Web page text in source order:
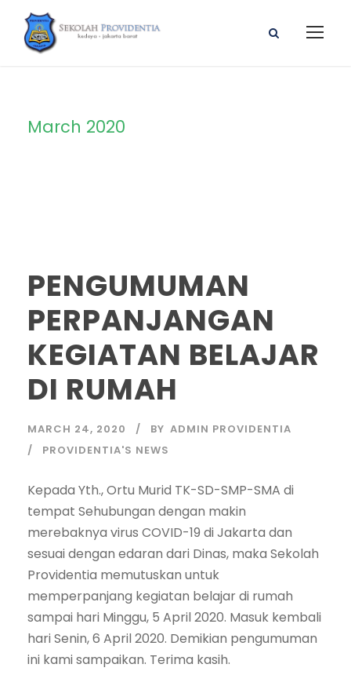
March 2020
PENGUMUMAN
PERPANJANGAN
KEGIATAN BELAJAR
DI RUMAH
MARCH 24, 2020 BY ADMIN PROVIDENTIA
PROVIDENTIA'S NEWS
Kepada Yth., Ortu Murid TK-SD-SMP-SMA di
tempat Sehubungan dengan makin
merebaknya virus COVID-19 di Jakarta dan
sesuai dengan edaran dari Dinas, maka Sekolah
Providentia memutuskan untuk
memperpanjang kegiatan belajar di rumah
sampai hari Minggu, 5 April 2020. Masuk kembali
hari Senin, 6 April 2020. Demikian pengumuman
ini kami sampaikan. Terima kasih.